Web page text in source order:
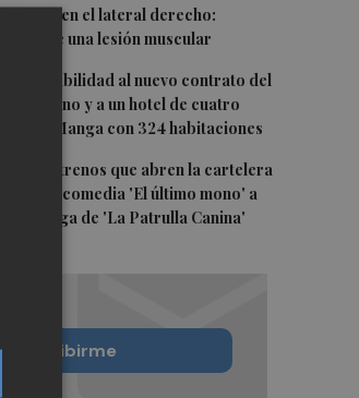
en el lateral derecho:
sufre una lesión muscular
da viabilidad al nuevo contrato del
urbano y a un hotel de cuatro
en La Manga con 324 habitaciones
los estrenos que abren la cartelera
de la comedia 'El último mono' a
entrega de 'La Patrulla Canina'
suscribirme